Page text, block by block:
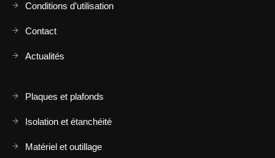
Conditions d’utilisation
Contact
Actualités
Plaques et plafonds
Isolation et étanchéité
Matériel et outillage